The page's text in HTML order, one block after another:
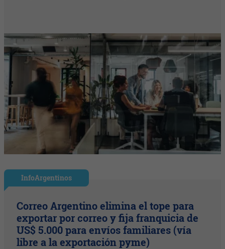
InfoArgentinos
Correo Argentino elimina el tope para
exportar por correo y fija franquicia de
US$ 5.000 para envíos familiares (vía
libre a la exportación pyme)